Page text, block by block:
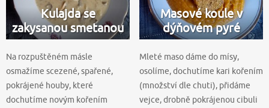
Kulajda se
zakysanou smetanou
Na rozpuštěném másle
osmažíme scezené, spařené,
pokrájené houby, které
dochutíme novým kořením
Masové koule v
dýňovém pyré
Mleté maso dáme do mísy,
osolíme, dochutíme kari kořením
(množství dle chuti), přidáme
vejce, drobně pokrájenou cibuli